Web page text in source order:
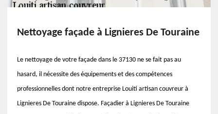
Nettoyage façade à Lignieres De Touraine
Le nettoyage de votre façade dans le 37130 ne se fait pas au
hasard, il nécessite des équipements et des compétences
professionnelles dont notre entreprise Louiti artisan couvreur à
Lignieres De Touraine dispose. Façadier à Lignieres De Touraine